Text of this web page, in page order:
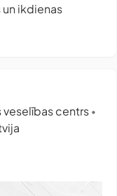
un ikdienas
veselības centrs •